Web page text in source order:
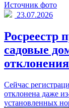
Источник фото
23.07.2026
Росреестр
садовые
Сейчас
отклонена даже
установленных